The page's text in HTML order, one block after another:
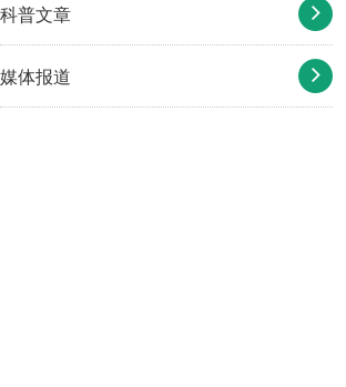
科普文章
媒体报道